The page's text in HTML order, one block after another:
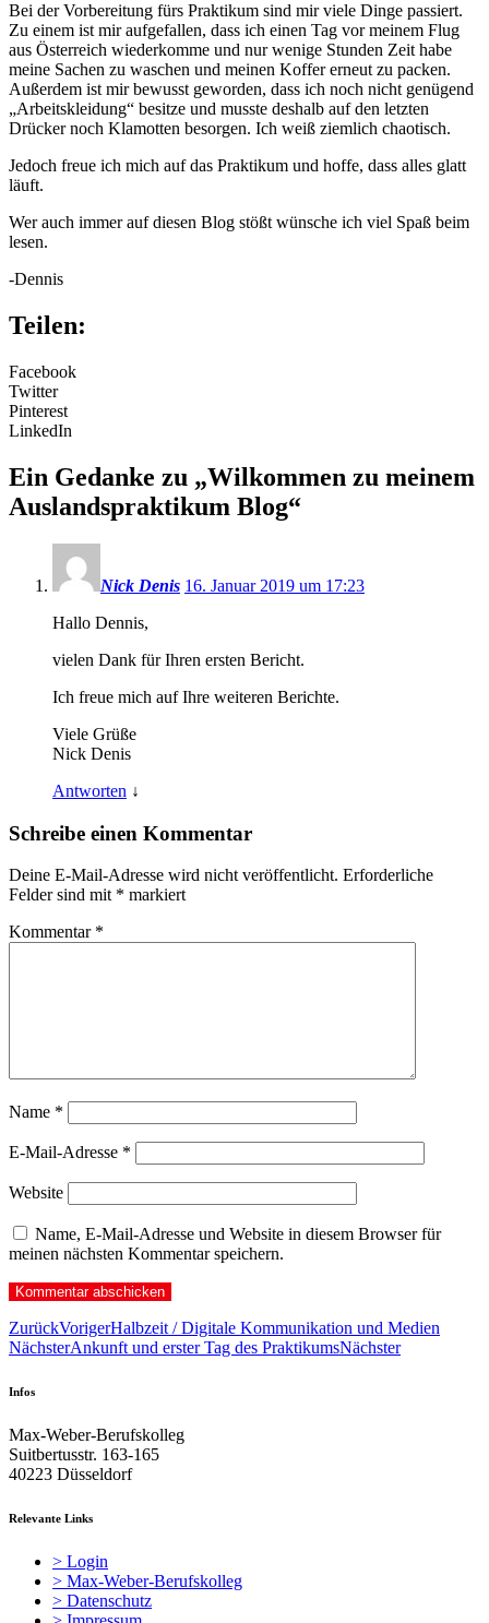
Bei der Vorbereitung fürs Praktikum sind mir viele Dinge passiert.
Zu einem ist mir aufgefallen, dass ich einen Tag vor meinem Flug
aus Österreich wiederkomme und nur wenige Stunden Zeit habe
meine Sachen zu waschen und meinen Koffer erneut zu packen.
Außerdem ist mir bewusst geworden, dass ich noch nicht genügend
„Arbeitskleidung“ besitze und musste deshalb auf den letzten
Drücker noch Klamotten besorgen. Ich weiß ziemlich chaotisch.
Jedoch freue ich mich auf das Praktikum und hoffe, dass alles glatt
läuft.
Wer auch immer auf diesen Blog stößt wünsche ich viel Spaß beim
lesen.
-Dennis
Teilen:
Facebook
Twitter
Pinterest
LinkedIn
Ein Gedanke zu „Wilkommen zu meinem
Auslandspraktikum Blog“
Nick Denis 16. Januar 2019 um 17:23
Hallo Dennis,
vielen Dank für Ihren ersten Bericht.
Ich freue mich auf Ihre weiteren Berichte.
Viele Grüße
Nick Denis
Antworten ↓
Schreibe einen Kommentar
Deine E-Mail-Adresse wird nicht veröffentlicht. Erforderliche
Felder sind mit * markiert
Kommentar *
Name *
E-Mail-Adresse *
Website
Name, E-Mail-Adresse und Website in diesem Browser für
meinen nächsten Kommentar speichern.
ZurückVorigerHalbzeit / Digitale Kommunikation und Medien
NächsterAnkunft und erster Tag des PraktikumsNächster
Infos
Max-Weber-Berufskolleg
Suitbertusstr. 163-165
40223 Düsseldorf
Relevante Links
> Login
> Max-Weber-Berufskolleg
> Datenschutz